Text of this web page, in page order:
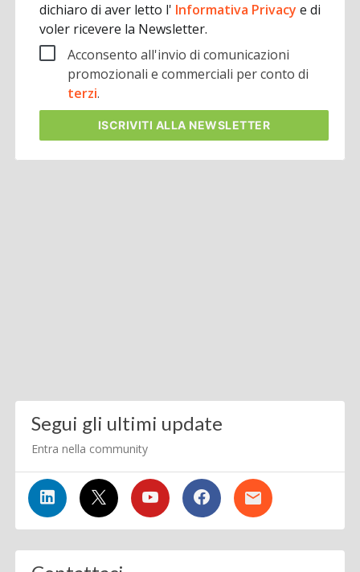
dichiaro di aver letto l' Informativa Privacye di
voler ricevere la Newsletter.
Acconsento all'invio di comunicazioni
promozionali e commerciali per conto di
terzi.
ISCRIVITI ALLA NEWSLETTER
Segui gli ultimi update
Entra nella community